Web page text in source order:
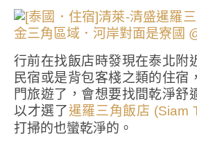
行前在找飯店時發現在泰北附
民宿或是背包客棧之類的住宿
門旅遊了，會想要找間乾淨舒
以才選了暹羅三角飯店 (Siam
打掃的也蠻乾淨的。